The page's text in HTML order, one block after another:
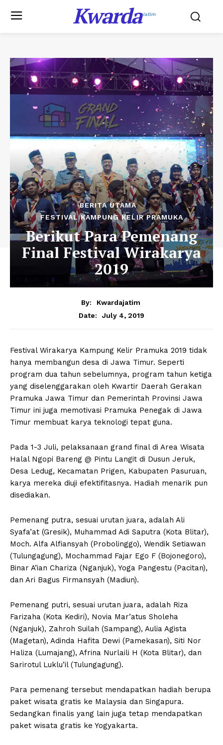
KwardaJatim
BERITA UTAMA
FESTIVAL KAMPUNG KELIR PRAMUKA
Berikut Para Pemenang
Final Festival Wirakarya
2019
By:
Kwardajatim
Date:
July 4, 2019
Festival Wirakarya Kampung Kelir Pramuka 2019 tidak
hanya membangun desa di Jawa Timur. Seperti
program dua tahun sebelumnya, program tahun ketiga
yang diselenggarakan oleh Kwartir Daerah Gerakan
Pramuka Jawa Timur dan Pemerintah Provinsi Jawa
Timur ini juga memotivasi Pramuka Penegak di Jawa
Timur membuat karya teknologi tepat guna.
Pada 1-3 Juli, pelaksanaan grand final di Area Wisata
Halal Ngopi Bareng @ Pintu Langit di Dusun Jeruk,
Desa Ledug, Kecamatan Prigen, Kabupaten Pasuruan,
karya mereka diuji efektifitasnya. Hadiah menarik pun
disediakan.
Pemenang putra, sesuai urutan juara, adalah Ali
Syafa’at (Gresik), Muhammad Adi Saputra (Kota Blitar),
Moch. Alfa Alfiansyah (Probolinggo), Wendik Setiawan
(Tulungagung), Mochammad Fajar Ego F (Bojonegoro),
Binar A’ian Chariza (Nganjuk), Yoga Pangestu (Pacitan),
dan Ari Bagus Firmansyah (Madiun).
Pemenang putri, sesuai urutan juara, adalah Riza
Farizaha (Kota Kediri), Novia Mar’atus Sholeha
(Nganjuk), Zahroh Suilah (Sampang), Aulia Agista
(Magetan), Adinda Hafita Dewi (Pamekasan), Siti Nor
Haliza (Lumajang), Afrina Nurlaili H (Kota Blitar), dan
Sarirotul Luklu’il (Tulungagung).
Para pemenang tersebut mendapatkan hadiah berupa
paket wisata gratis ke Malaysia dan Singapura.
Sedangkan finalis yang lain juga tetap mendapatkan
paket wisata gratis ke Yogyakarta.